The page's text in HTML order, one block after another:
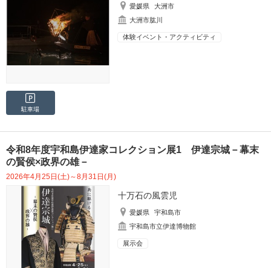
愛媛県
大洲市
大洲市肱川
体験イベント・アクティビティ
駐車場
令和8年度宇和島伊達家コレクション展1 伊達宗城－幕末
の賢侯×政界の雄－
2026年4月25日(土)～8月31日(月)
十万石の風雲児
愛媛県
宇和島市
宇和島市立伊達博物館
展示会